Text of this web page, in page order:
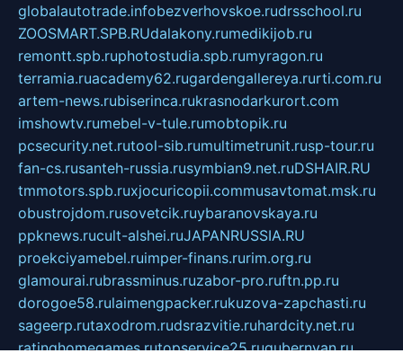
globalautotrade.infobezverhovskoe.rudrsschool.ru
ZOOSMART.SPB.RUdalakony.rumedikijob.ru
remontt.spb.ruphotostudia.spb.rumyragon.ru
terramia.ruacademy62.rugardengallereya.rurti.com.ru
artem-news.rubiserinca.rukrasnodarkurort.com
imshowtv.rumebel-v-tule.rumobtopik.ru
pcsecurity.net.rutool-sib.rumultimetrunit.rusp-tour.ru
fan-cs.rusanteh-russia.rusymbian9.net.ruDSHAIR.RU
tmmotors.spb.ruxjocuricopii.commusavtomat.msk.ru
obustrojdom.rusovetcik.ruybaranovskaya.ru
ppknews.rucult-alshei.ruJAPANRUSSIA.RU
proekciyamebel.ruimper-finans.rurim.org.ru
glamourai.rubrassminus.ruzabor-pro.ruftn.pp.ru
dorogoe58.rulaimengpacker.rukuzova-zapchasti.ru
sageerp.rutaxodrom.rudsrazvitie.ruhardcity.net.ru
ratinghomegames.rutopservice25.rugubernyan.ru